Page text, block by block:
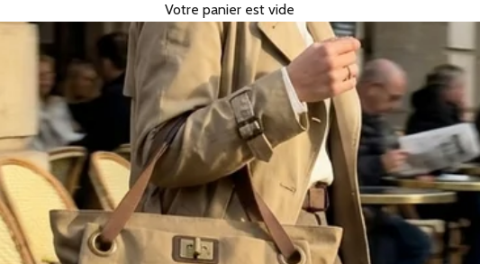
Votre panier est vide